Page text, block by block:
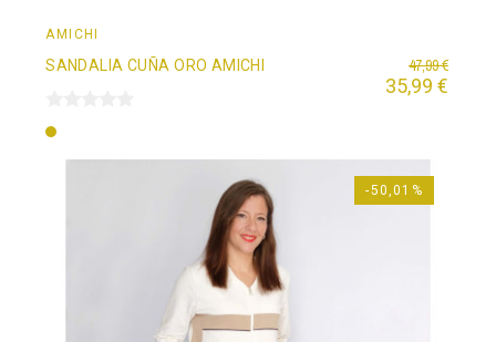
AMICHI
SANDALIA CUÑA ORO AMICHI 47,99 €
35,99 €
Oro
-50,01%